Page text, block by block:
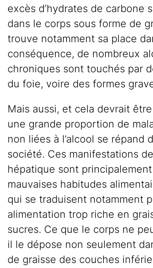
excès d’hydrates de carbone
dans le corps sous forme de
trouve notamment sa place
conséquence, de nombreux
chroniques sont touchés par
du foie, voire des formes
Mais aussi, et cela devrait
une grande proportion de
non liées à l’alcool se répand
société. Ces manifestations
hépatique sont
mauvaises habitudes
qui se traduisent notamment
alimentation trop riche en
sucres. Ce que le corps ne
il le dépose non seulement
de graisse des couches